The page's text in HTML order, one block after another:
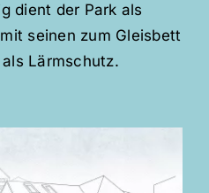
dient der Park als
seinen zum Gleisbett
Lärmschutz.